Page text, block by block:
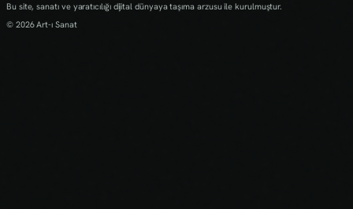
Bu site, sanatı ve yaratıcılığı dijital dünyaya taşıma arzusu ile kurulmuştur.
© 2026 Art-ı Sanat